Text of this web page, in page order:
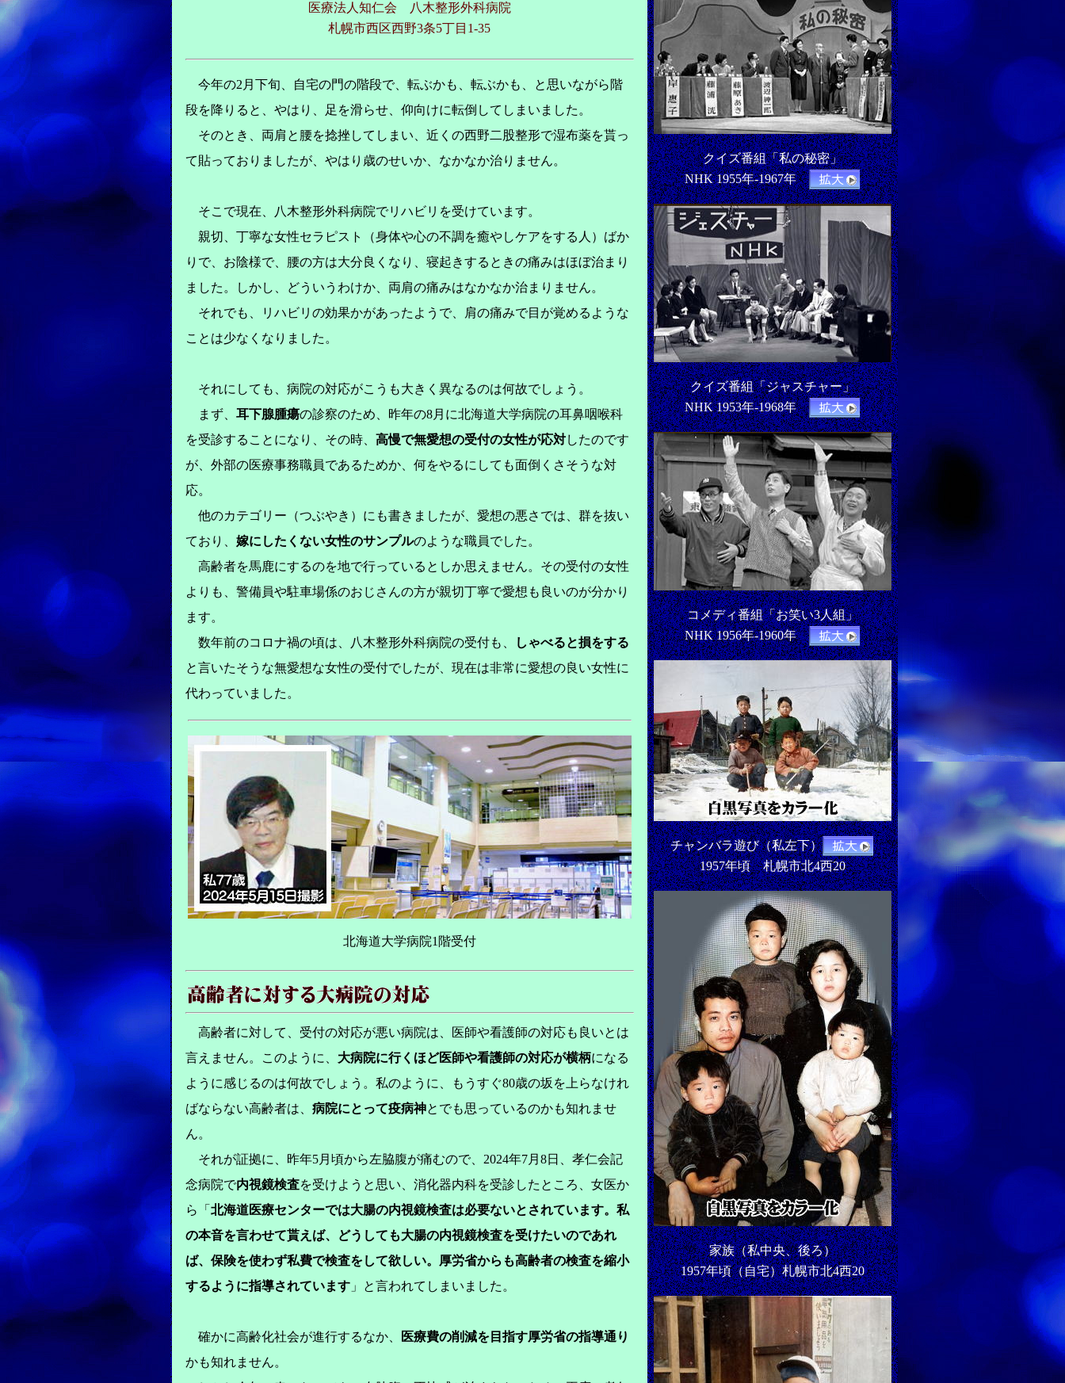
医療法人知仁会 八木整形外科病院
札幌市西区西野3条5丁目1-35
今年の2月下旬、自宅の門の階段で、転ぶかも、転ぶかも、と思いながら階
段を降りると、やはり、足を滑らせ、仰向けに転倒してしまいました。
そのとき、両肩と腰を捻挫してしまい、近くの西野二股整形で湿布薬を貰っ
て貼っておりましたが、やはり歳のせいか、なかなか治りません。
そこで現在、八木整形外科病院でリハビリを受けています。
親切、丁寧な女性セラピスト（身体や心の不調を癒やしケアをする人）ばか
りで、お陰様で、腰の方は大分良くなり、寝起きするときの痛みはほぼ治まり
ました。しかし、どういうわけか、両肩の痛みはなかなか治まりません。
それでも、リハビリの効果かがあったようで、肩の痛みで目が覚めるような
ことは少なくなりました。
それにしても、病院の対応がこうも大きく異なるのは何故でしょう。
まず、 耳下腺腫瘍の診察のため、昨年の8月に北海道大学病院の耳鼻咽喉科
を受診することになり、その時、 高慢で無愛想の受付の女性が応対したのです
が、外部の医療事務職員であるためか、何をやるにしても面倒くさそうな対
応。
他のカテゴリー（つぶやき）にも書きましたが、愛想の悪さでは、群を抜い
ており、 嫁にしたくない女性のサンプルのような職員でした。
高齢者を馬鹿にするのを地で行っているとしか思えません。その受付の女性
よりも、警備員や駐車場係のおじさんの方が親切丁寧で愛想も良いのが分かり
ます。
数年前のコロナ禍の頃は、八木整形外科病院の受付も、
しゃべると損をする
と言いたそうな無愛想な女性の受付でしたが、現在は非常に愛想の良い女性に
代わっていました。
北海道大学病院1階受付
高齢者に対して、受付の対応が悪い病院は、医師や看護師の対応も良いとは
言えません。このように、 大病院に行くほど医師や看護師の対応が横柄になる
ように感じるのは何故でしょう。私のように、もうすぐ80歳の坂を上らなけれ
ばならない高齢者は、 病院にとって疫病神とでも思っているのかも知れませ
ん。
それが証拠に、昨年5月頃から左脇腹が痛むので、2024年7月8日、孝仁会記
念病院で内視鏡検査を受けようと思い、消化器内科を受診したところ、女医か
ら「 北海道医療センターでは大腸の内視鏡検査は必要ないとされています。私
の本音を言わせて貰えば、どうしても大腸の内視鏡検査を受けたいのであれ
ば、保険を使わず私費で検査をして欲しい。厚労省からも高齢者の検査を縮小
するように指導されています」と言われてしまいました。
確かに高齢化社会が進行するなか、
医療費の削減を目指す厚労省の指導通り
かも知れません。
クイズ番組「私の秘密」
NHK 1955年-1967年
クイズ番組「ジャスチャー」
NHK 1953年-1968年
コメディ番組「お笑い3人組」
NHK 1956年-1960年
チャンバラ遊び（私左下）
1957年頃 札幌市北4西20
家族（私中央、後ろ）
1957年頃（自宅）札幌市北4西20